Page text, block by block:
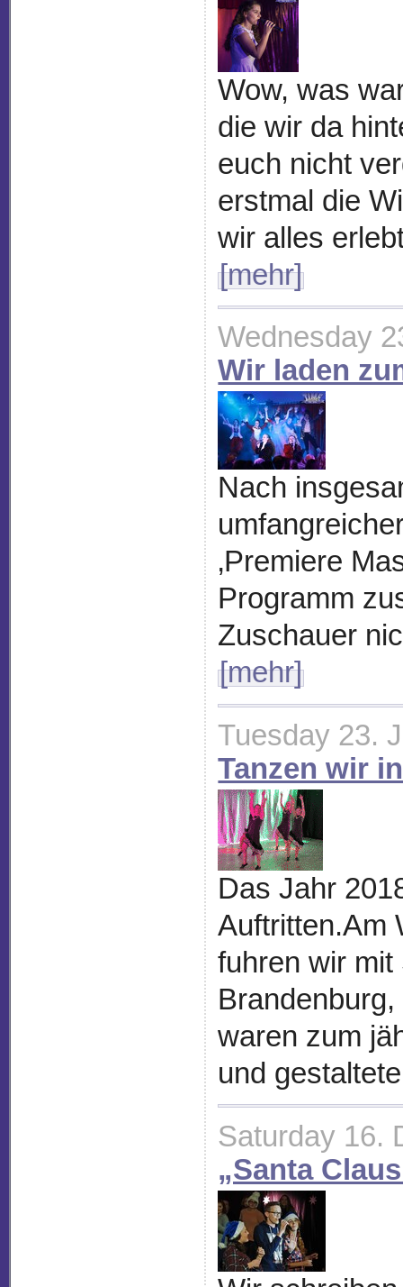
Wow, was
die wir da
euch nicht
erstmal die
wir alles
[mehr]
Wednesday
Wir laden
Nach
‚Premiere
Programm
Zuschauer
[mehr]
Tuesday 23.
Tanzen wir
Das Jahr
Auftritten.Am
fuhren wir
waren zum
und
Saturday 16.
„Santa